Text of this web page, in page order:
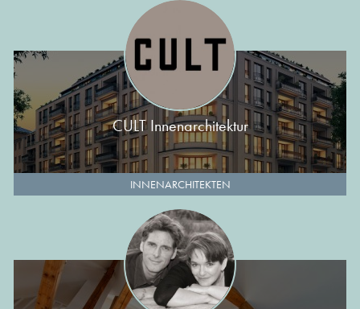
CULT Innenarchitektur
INNENARCHITEKTEN